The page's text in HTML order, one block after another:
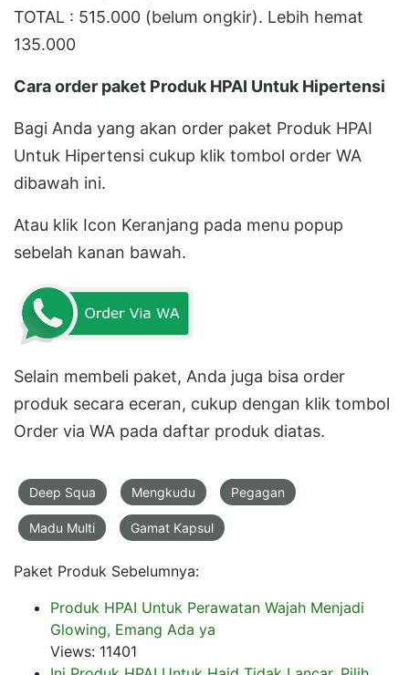
TOTAL : 515.000 (belum ongkir). Lebih hemat
135.000
Cara order paket Produk HPAI Untuk Hipertensi
Bagi Anda yang akan order paket Produk HPAI
Untuk Hipertensi cukup klik tombol order WA
dibawah ini.
Atau klik Icon Keranjang pada menu popup
sebelah kanan bawah.
Selain membeli paket, Anda juga bisa order
produk secara eceran, cukup dengan klik tombol
Order via WA pada daftar produk diatas.
Deep Squa Mengkudu Pegagan
Madu Multi Gamat Kapsul
Paket Produk Sebelumnya:
Produk HPAI Untuk Perawatan Wajah Menjadi
Glowing, Emang Ada ya
Views: 11401